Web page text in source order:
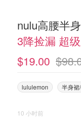
nulu高腰半
3降捡漏 超
$19.00
lululemon 半身裙
10 小时前